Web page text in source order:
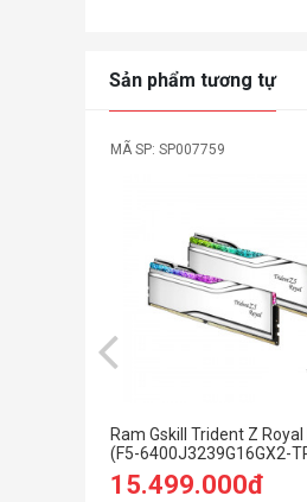
Sản phẩm tương tự
MÃ SP: SP007759
Ram Gskill Trident Z Royal
(F5-6400J3239G16GX2-
32GB (2x16GB) DDR5 6400
15.499.000đ